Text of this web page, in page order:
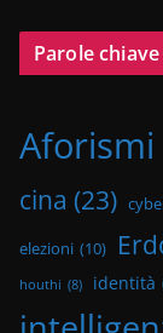
Parole chiave
cina (23)
elezioni (10)
houthi (8) identità